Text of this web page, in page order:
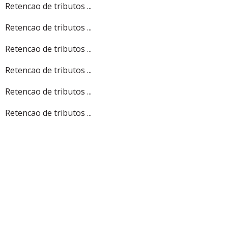
Retencao de tributos ...
Retencao de tributos ...
Retencao de tributos ...
Retencao de tributos ...
Retencao de tributos ...
Retencao de tributos ...